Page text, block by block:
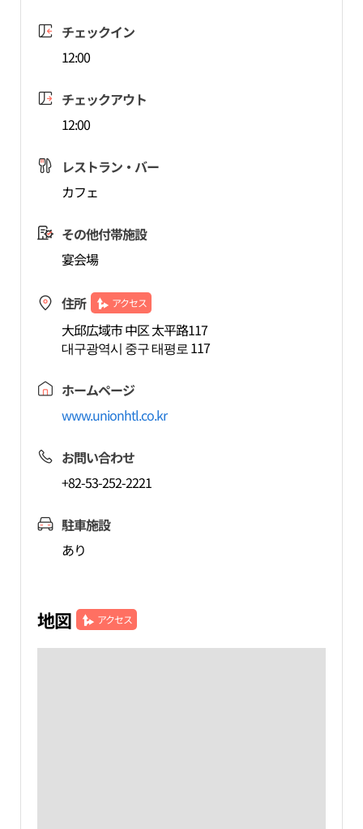
チェックイン
12:00
チェックアウト
12:00
レストラン・バー
カフェ
その他付帯施設
宴会場
住所 アクセス
大邱広域市 中区 太平路117
대구광역시 중구 태평로 117
ホームページ
www.unionhtl.co.kr
お問い合わせ
+82-53-252-2221
駐車施設
あり
地図 アクセス